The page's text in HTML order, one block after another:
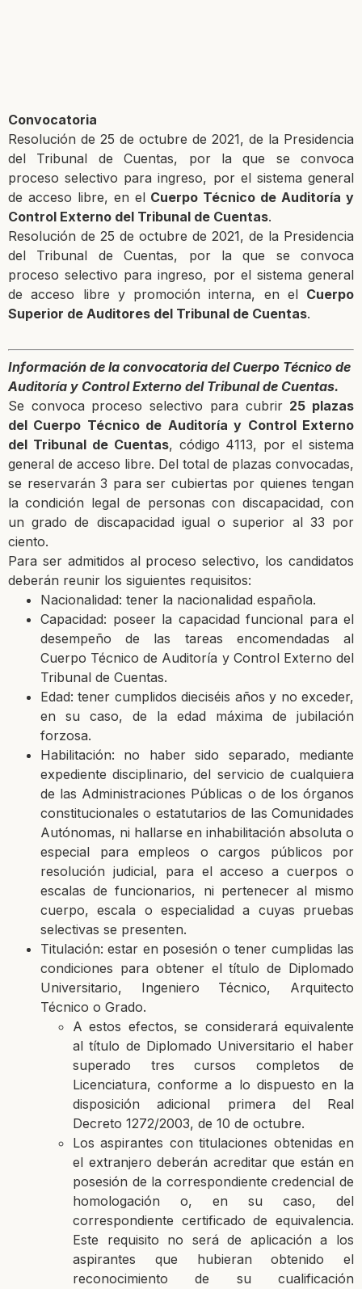
Convocatoria
Resolución de 25 de octubre de 2021, de la Presidencia
del Tribunal de Cuentas, por la que se convoca
proceso selectivo para ingreso, por el sistema general
de acceso libre, en el Cuerpo Técnico de Auditoría y
Control Externo del Tribunal de Cuentas.
Resolución de 25 de octubre de 2021, de la Presidencia
del Tribunal de Cuentas, por la que se convoca
proceso selectivo para ingreso, por el sistema general
de acceso libre y promoción interna, en el Cuerpo
Superior de Auditores del Tribunal de Cuentas.
Información de la convocatoria del Cuerpo Técnico de
Auditoría y Control Externo del Tribunal de Cuentas.
Se convoca proceso selectivo para cubrir 25 plazas
del Cuerpo Técnico de Auditoría y Control Externo
del Tribunal de Cuentas, código 4113, por el sistema
general de acceso libre. Del total de plazas convocadas,
se reservarán 3 para ser cubiertas por quienes tengan
la condición legal de personas con discapacidad, con
un grado de discapacidad igual o superior al 33 por
ciento.
Para ser admitidos al proceso selectivo, los candidatos
deberán reunir los siguientes requisitos:
Nacionalidad: tener la nacionalidad española.
Capacidad: poseer la capacidad funcional para el
desempeño de las tareas encomendadas al
Cuerpo Técnico de Auditoría y Control Externo del
Tribunal de Cuentas.
Edad: tener cumplidos dieciséis años y no exceder,
en su caso, de la edad máxima de jubilación
forzosa.
Habilitación: no haber sido separado, mediante
expediente disciplinario, del servicio de cualquiera
de las Administraciones Públicas o de los órganos
constitucionales o estatutarios de las Comunidades
Autónomas, ni hallarse en inhabilitación absoluta o
especial para empleos o cargos públicos por
resolución judicial, para el acceso a cuerpos o
escalas de funcionarios, ni pertenecer al mismo
cuerpo, escala o especialidad a cuyas pruebas
selectivas se presenten.
Titulación: estar en posesión o tener cumplidas las
condiciones para obtener el título de Diplomado
Universitario, Ingeniero Técnico, Arquitecto
Técnico o Grado.
A estos efectos, se considerará equivalente
al título de Diplomado Universitario el haber
superado tres cursos completos de
Licenciatura, conforme a lo dispuesto en la
disposición adicional primera del Real
Decreto 1272/2003, de 10 de octubre.
Los aspirantes con titulaciones obtenidas en
el extranjero deberán acreditar que están en
posesión de la correspondiente credencial de
homologación o, en su caso, del
correspondiente certificado de equivalencia.
Este requisito no será de aplicación a los
aspirantes que hubieran obtenido el
reconocimiento de su cualificación